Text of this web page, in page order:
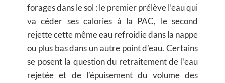
forages dans le sol : le premier prélève l’eau qui
va céder ses calories à la PAC, le second
rejette cette même eau refroidie dans la nappe
ou plus bas dans un autre point d’eau. Certains
se posent la question du retraitement de l’eau
rejetée et de l’épuisement du volume des